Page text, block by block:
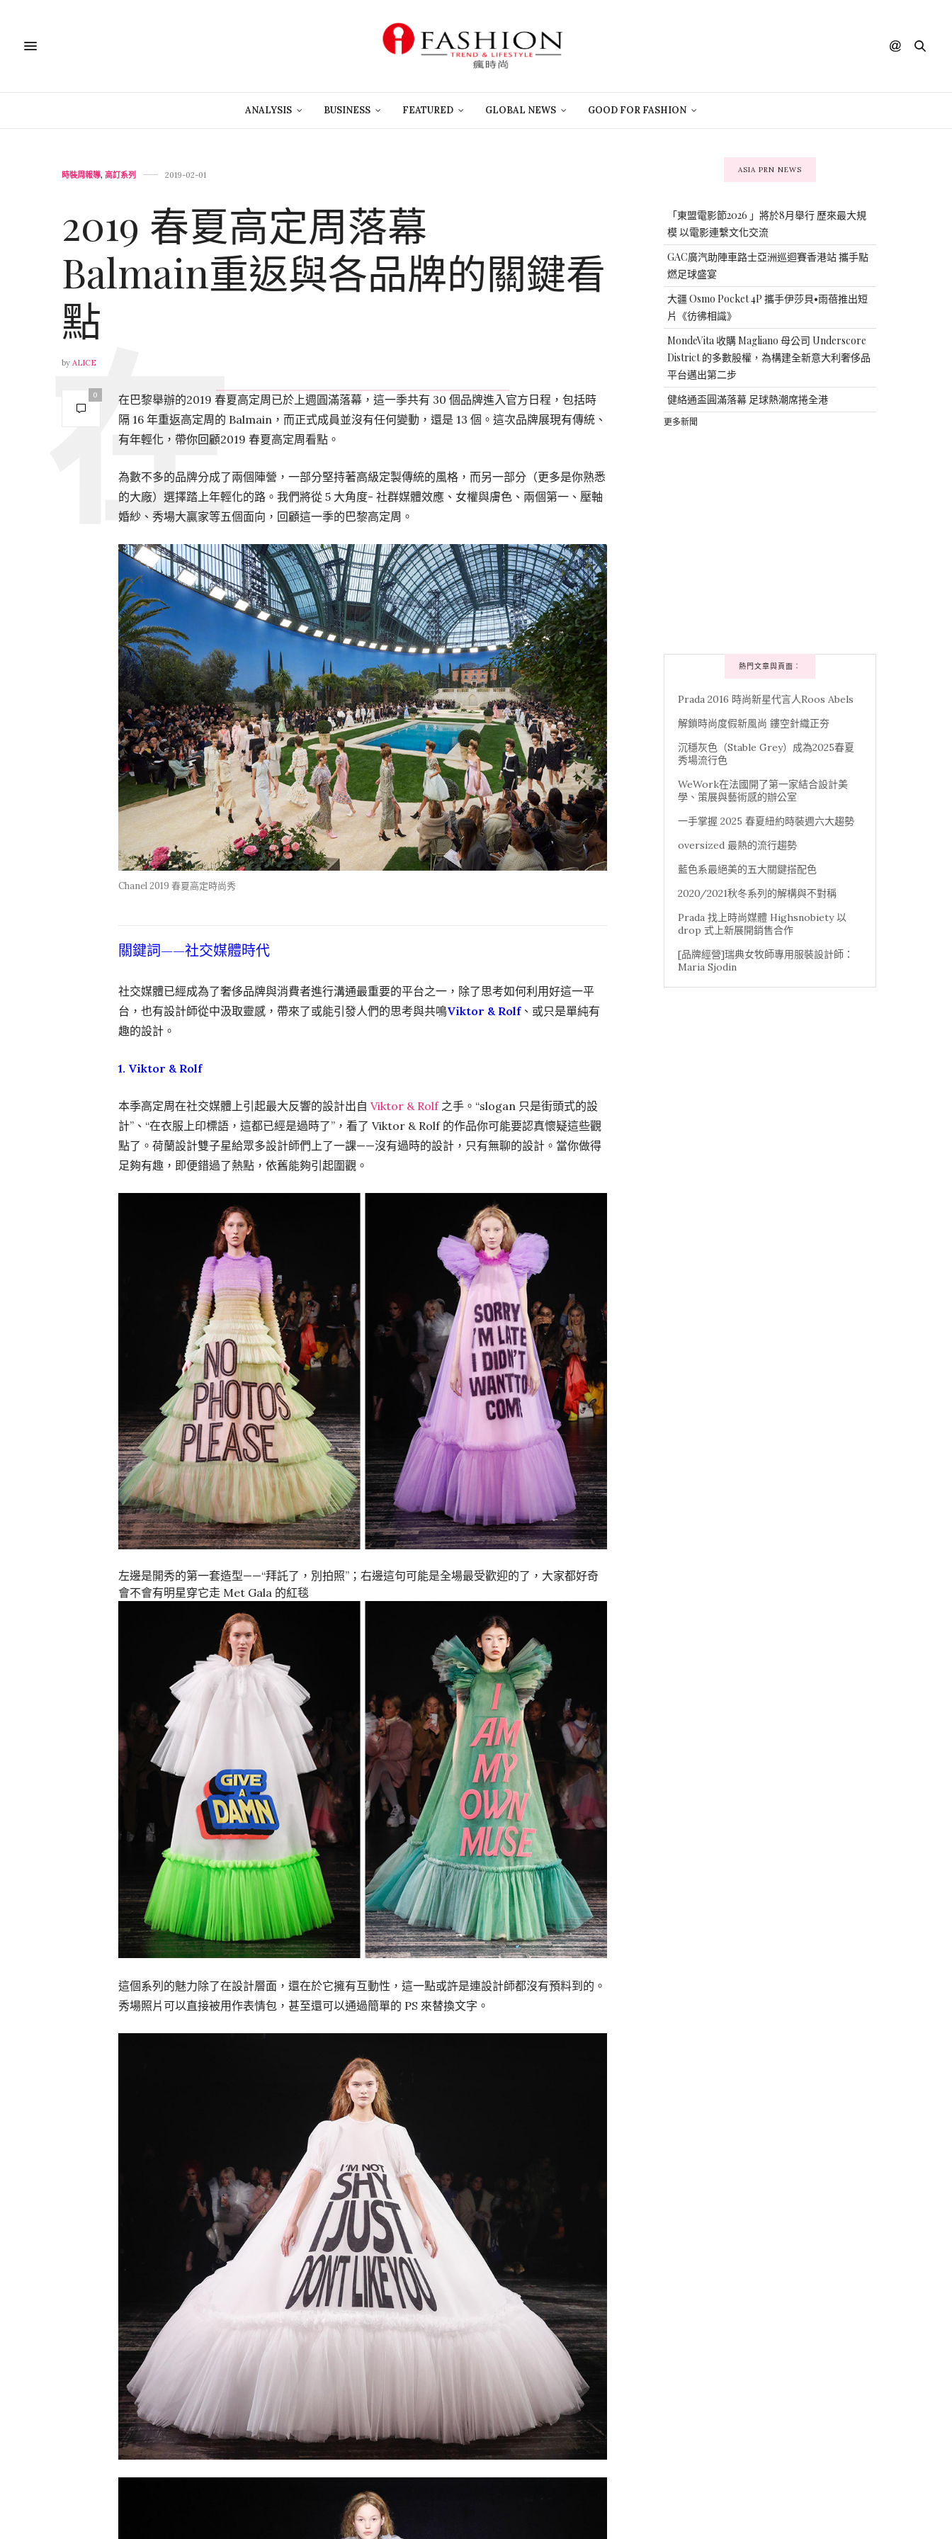
ANALYSIS BUSINESS FEATURED GLOBAL NEWS GOOD FOR FASHION
時裝周報導, 高訂系列 2019-02-01
2019 春夏高定周落幕
Balmain重返與各品牌的關鍵看
點
by ALICE
0
在巴黎舉辦的2019 春夏高定周已於上週圓滿落幕，這一季共有 30 個品牌進入官方日程，包括時
隔 16 年重返高定周的 Balmain，而正式成員並沒有任何變動，還是 13 個。這次品牌展現有傳統、
有年輕化，帶你回顧2019 春夏高定周看點。
為數不多的品牌分成了兩個陣營，一部分堅持著高級定製傳統的風格，而另一部分（更多是你熟悉
的大廠）選擇踏上年輕化的路。我們將從 5 大角度- 社群媒體效應、女權與膚色、兩個第一、壓軸
婚紗、秀場大贏家等五個面向，回顧這一季的巴黎高定周。
Chanel 2019 春夏高定時尚秀
關鍵詞——社交媒體時代
社交媒體已經成為了奢侈品牌與消費者進行溝通最重要的平台之一，除了思考如何利用好這一平
台，也有設計師從中汲取靈感，帶來了或能引發人們的思考與共鳴Viktor & Rolf、或只是單純有
趣的設計。
1. Viktor & Rolf
本季高定周在社交媒體上引起最大反響的設計出自 Viktor & Rolf之手。“slogan 只是街頭式的設
計”、“在衣服上印標語，這都已經是過時了”，看了 Viktor & Rolf 的作品你可能要認真懷疑這些觀
點了。荷蘭設計雙子星給眾多設計師們上了一課——沒有過時的設計，只有無聊的設計。當你做得
足夠有趣，即便錯過了熱點，依舊能夠引起圍觀。
左邊是開秀的第一套造型——“拜託了，別拍照”；右邊這句可能是全場最受歡迎的了，大家都好奇
會不會有明星穿它走 Met Gala 的紅毯
這個系列的魅力除了在設計層面，還在於它擁有互動性，這一點或許是連設計師都沒有預料到的。
秀場照片可以直接被用作表情包，甚至還可以通過簡單的 PS 來替換文字。
ASIA PRN NEWS
「東盟電影節2026 」將於8月舉行 歷來最大規
模 以電影連繫文化交流
GAC廣汽助陣車路士亞洲巡迴賽香港站 攜手點
燃足球盛宴
大疆 Osmo Pocket 4P 攜手伊莎貝•雨蓓推出短
片《彷彿相識》
MondeVita 收購 Magliano 母公司 Underscore
District 的多數股權，為構建全新意大利奢侈品
平台邁出第二步
健絡通盃圓滿落幕 足球熱潮席捲全港
更多新聞
熱門文章與頁面︰
Prada 2016 時尚新星代言人Roos Abels
解鎖時尚度假新風尚 鏤空針織正夯
沉穩灰色（Stable Grey）成為2025春夏
秀場流行色
WeWork在法國開了第一家結合設計美
學、策展與藝術感的辦公室
一手掌握 2025 春夏紐約時裝週六大趨勢
oversized 最熱的流行趨勢
藍色系最絕美的五大關鍵搭配色
2020/2021秋冬系列的解構與不對稱
Prada 找上時尚媒體 Highsnobiety 以
drop 式上新展開銷售合作
[品牌經營]瑞典女牧師專用服裝設計師：
Maria Sjodin